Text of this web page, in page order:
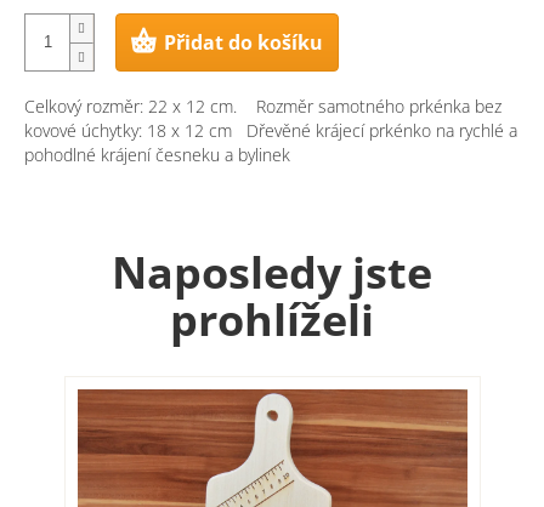
Přidat do košíku
Celkový rozměr: 22 x 12 cm. Rozměr samotného prkénka bez
kovové úchytky: 18 x 12 cm Dřevěné krájecí prkénko na rychlé a
pohodlné krájení česneku a bylinek
Naposledy jste
prohlíželi